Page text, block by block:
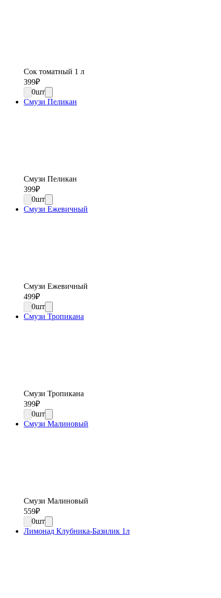
Сок томатный 1 л
399₽
0шт
Смузи Пеликан
Смузи Пеликан
399₽
0шт
Смузи Ежевичный
Смузи Ежевичный
499₽
0шт
Смузи Тропикана
Смузи Тропикана
399₽
0шт
Смузи Малиновый
Смузи Малиновый
559₽
0шт
Лимонад Клубника-Базилик 1л